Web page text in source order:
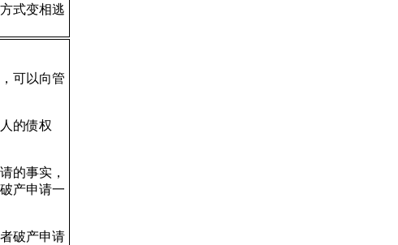
式变相逃
可以向管
的债权
的事实，
产申请一
破产申请